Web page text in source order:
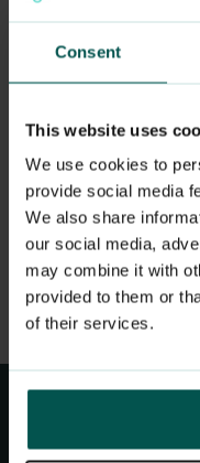
Consent
This website uses
We use cookies to
provide social media
We also share
our social media,
may combine it with
provided to them or
of their services.
ikke kan
henvises til
offentlige
pasienter som
fastlege i god
vurdering og